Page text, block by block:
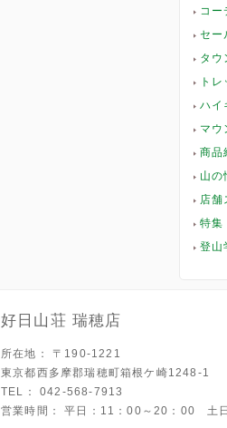
コー
セー
タウ
ト
ハイ
マウ
商品
山の
店舗
特集
登山
好日山荘 瑞穂店
所在地： 〒190-1221
東京都西多摩郡瑞穂町箱根ケ崎1248-1
TEL： 042-568-7913
営業時間： 平日：11：00～20：00 土